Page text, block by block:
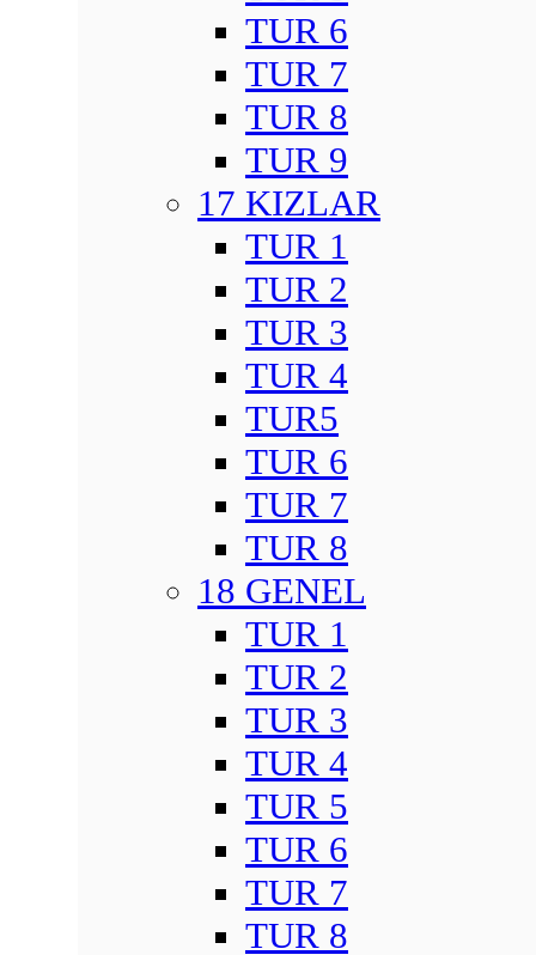
TUR 6
TUR 7
TUR 8
TUR 9
17 KIZLAR
TUR 1
TUR 2
TUR 3
TUR 4
TUR5
TUR 6
TUR 7
TUR 8
18 GENEL
TUR 1
TUR 2
TUR 3
TUR 4
TUR 5
TUR 6
TUR 7
TUR 8